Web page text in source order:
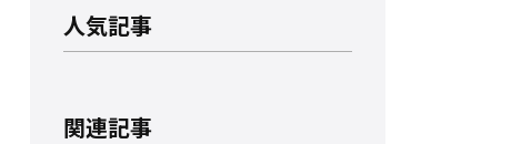
人気記事
関連記事